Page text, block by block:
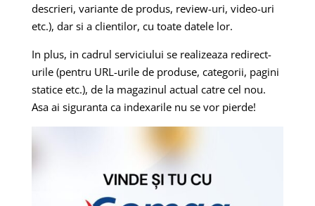
descrieri, variante de produs, review-uri, video-uri
etc.), dar si a clientilor, cu toate datele lor.
In plus, in cadrul serviciului se realizeaza redirect-
urile (pentru URL-urile de produse, categorii, pagini
statice etc.), de la magazinul actual catre cel nou.
Asa ai siguranta ca indexarile nu se vor pierde!